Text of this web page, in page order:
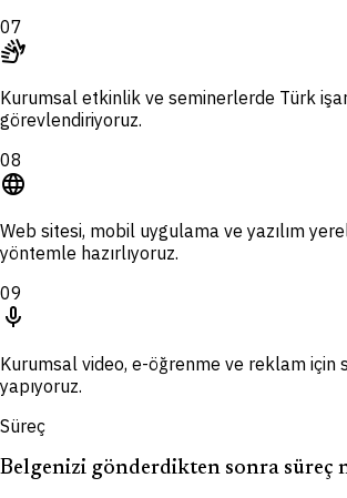
07
sign_language
Kurumsal etkinlik ve seminerlerde Türk
görevlendiriyoruz.
08
language
Web sitesi, mobil uygulama ve yazılım
yöntemle hazırlıyoruz.
09
mic
Kurumsal video, e-öğrenme ve reklam için
yapıyoruz.
Süreç
Belgenizi gönderdikten sonra süreç